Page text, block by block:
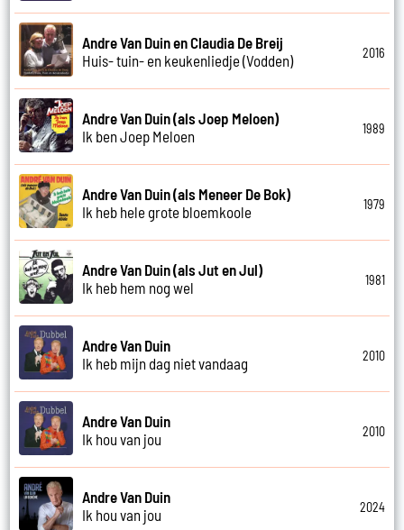
Andre Van Duin en Claudia De Breij
Huis- tuin- en keukenliedje (Vodden)
2016
Andre Van Duin (als Joep Meloen)
Ik ben Joep Meloen
1989
Andre Van Duin (als Meneer De Bok)
Ik heb hele grote bloemkoole
1979
Andre Van Duin (als Jut en Jul)
Ik heb hem nog wel
1981
Andre Van Duin
Ik heb mijn dag niet vandaag
2010
Andre Van Duin
Ik hou van jou
2010
Andre Van Duin
Ik hou van jou
2024